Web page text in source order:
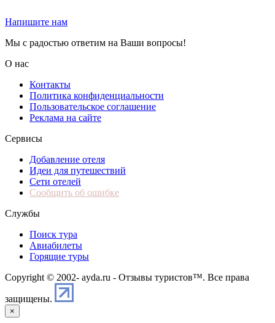
Напишите нам
Мы с радостью ответим на Ваши вопросы!
О нас
Контакты
Политика конфиденциальности
Пользовательское соглашение
Реклама на сайте
Сервисы
Добавление отеля
Идеи для путешествий
Сети отелей
Сообщить об ошибке
Службы
Поиск тура
Авиабилеты
Горящие туры
Copyright © 2002- ayda.ru - Отзывы туристов™. Все права
защищены.
×